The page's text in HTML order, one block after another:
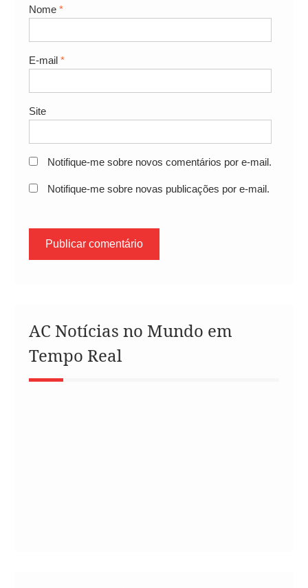
Nome *
E-mail *
Site
Notifique-me sobre novos comentários por e-mail.
Notifique-me sobre novas publicações por e-mail.
AC Notícias no Mundo em
Tempo Real